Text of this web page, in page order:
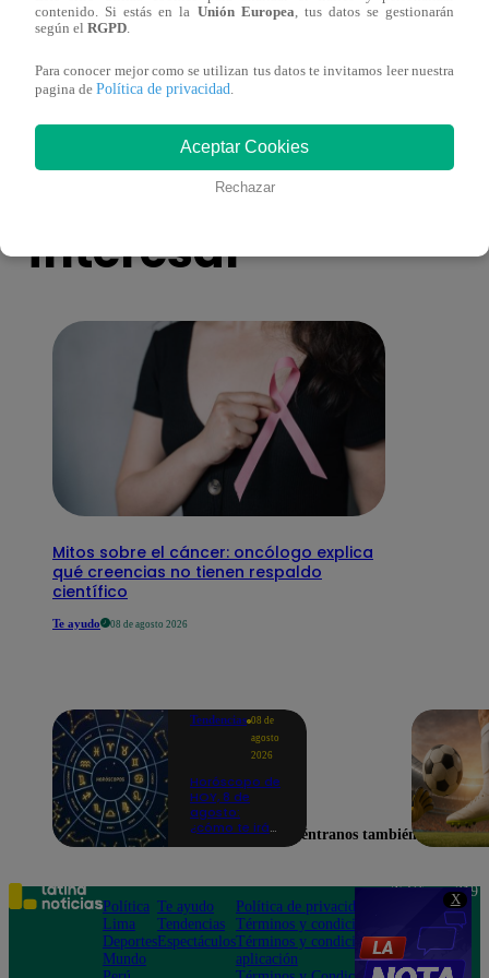
X
toma una difícil decisión por el futuro de
También te puede
interesar
Mitos sobre el cáncer: oncólogo explica
qué creencias no tienen respaldo
científico
Te ayudo 08 de agosto 2026
Tendencias 08 de
agosto
2026
Horóscopo de
HOY, 8 de
agosto:
¿cómo te irá
contenido. Si estás en la Unión Europea, tus datos se gestionarán
según el RGPD.
Para conocer mejor como se utilizan tus datos te invitamos leer nuestra
pagina de Política de privacidad.
Aceptar Cookies
Rechazar
Encuéntranos también en
Política
Lima
Deportes
Mundo
Te ayudo
Tendencias
Espectáculos
Política de privacidad
Términos y condiciones
Términos y condiciones
aplicación
Teléfono: 219
Av. San
Felipe 968
Jesús María